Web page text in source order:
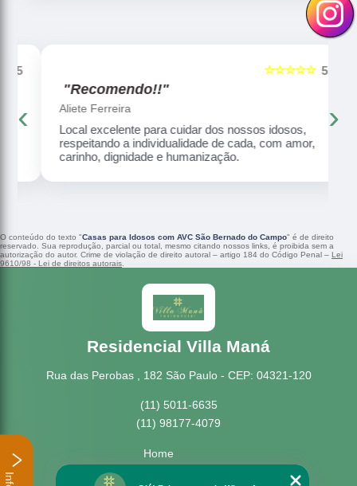
5
☆☆☆☆☆
"Recomendo!!"
Aliete Ferreira
Local excelente para cuidar dos nossos idosos,
respeitando a individualidade de cada, com amor,
carinho, dignidade e humanização.
‹ ›
O conteúdo do texto "Casas para Idosos com AVC São Bernado do Campo" é de direito
reservado. Sua reprodução, parcial ou total, mesmo citando nossos links, é proibida sem a
autorização do autor. Crime de violação de direito autoral – artigo 184 do Código Penal – Lei
9610/98 - Lei de direitos autorais
Residencial Villa Maná
Rua das Perobas , 182 São Paulo - CEP: 04321-120
(11) 5011-6635
(11) 98177-4079
Home